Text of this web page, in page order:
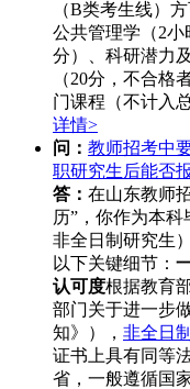
（B类考生线）
公共管理学（2小
分）、科研潜力
（20分，不合格
门课程（不计入
详情>
问： 教师招考中
职研究生后能否
答： 在山东教师
历”，你作为本
非全日制研究生
以下关键细节：
认可度根据教育
部门关于进一步
知》）， 非全日
证书上具有同等
省，一般遵循国